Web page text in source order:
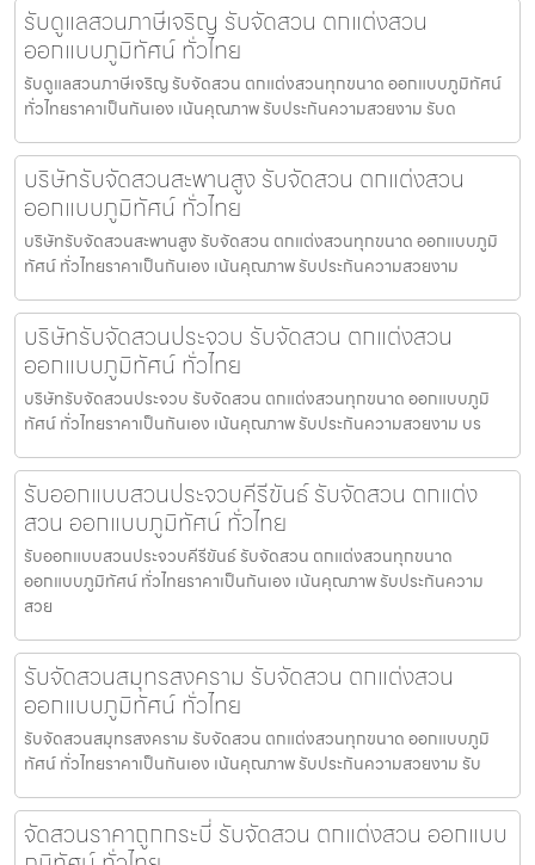
รับดูแลสวนภาษีเจริญ รับจัดสวน ตกแต่งสวน
ออกแบบภูมิทัศน์ ทั่วไทย
รับดูแลสวนภาษีเจริญ รับจัดสวน ตกแต่งสวนทุกขนาด ออกแบบภูมิทัศน์
ทั่วไทยราคาเป็นกันเอง เน้นคุณภาพ รับประกันความสวยงาม รับด
บริษัทรับจัดสวนสะพานสูง รับจัดสวน ตกแต่งสวน
ออกแบบภูมิทัศน์ ทั่วไทย
บริษัทรับจัดสวนสะพานสูง รับจัดสวน ตกแต่งสวนทุกขนาด ออกแบบภูมิ
ทัศน์ ทั่วไทยราคาเป็นกันเอง เน้นคุณภาพ รับประกันความสวยงาม
บริษัทรับจัดสวนประจวบ รับจัดสวน ตกแต่งสวน
ออกแบบภูมิทัศน์ ทั่วไทย
บริษัทรับจัดสวนประจวบ รับจัดสวน ตกแต่งสวนทุกขนาด ออกแบบภูมิ
ทัศน์ ทั่วไทยราคาเป็นกันเอง เน้นคุณภาพ รับประกันความสวยงาม บร
รับออกแบบสวนประจวบคีรีขันธ์ รับจัดสวน ตกแต่ง
สวน ออกแบบภูมิทัศน์ ทั่วไทย
รับออกแบบสวนประจวบคีรีขันธ์ รับจัดสวน ตกแต่งสวนทุกขนาด
ออกแบบภูมิทัศน์ ทั่วไทยราคาเป็นกันเอง เน้นคุณภาพ รับประกันความ
สวย
รับจัดสวนสมุทรสงคราม รับจัดสวน ตกแต่งสวน
ออกแบบภูมิทัศน์ ทั่วไทย
รับจัดสวนสมุทรสงคราม รับจัดสวน ตกแต่งสวนทุกขนาด ออกแบบภูมิ
ทัศน์ ทั่วไทยราคาเป็นกันเอง เน้นคุณภาพ รับประกันความสวยงาม รับ
จัดสวนราคาถูกกระบี่ รับจัดสวน ตกแต่งสวน ออกแบบ